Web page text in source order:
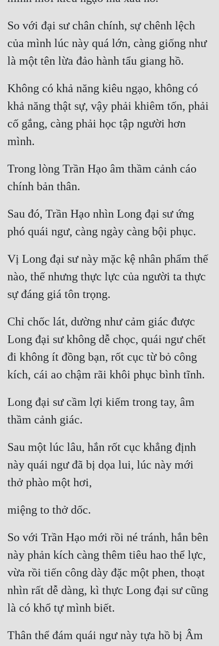
So với đại sư chân chính, sự chênh lệch
của mình lúc này quá lớn, càng giống như
Không có khả năng kiêu ngạo, không có
khả năng thật sự, vậy phải khiêm tốn, phải
cố gắng, càng phải học tập người hơn
Trong lòng Trần Hạo âm thầm cảnh cáo
Sau đó, Trần Hạo nhìn Long đại sư ứng
Vị Long đại sư này mặc kệ nhân phẩm thế
nào, thế nhưng thực lực của người ta thực
Chỉ chốc lát, dường như cảm giác được
Long đại sư không dễ chọc, quái ngư chết
đi không ít đồng bạn, rốt cục từ bỏ công
Long đại sư cầm lợi kiếm trong tay, âm
Sau một lúc lâu, hắn rốt cục khẳng định
này quái ngư đã bị dọa lui, lúc này mới
So với Trần Hạo mới rồi né tránh, hắn bên
này phản kích càng thêm tiêu hao thể lực,
vừa rồi tiến công dày đặc một phen, thoạt
nhìn rất dễ dàng, kì thực Long đại sư cũng
Thân thể đám quái ngư này tựa hồ bị Âm